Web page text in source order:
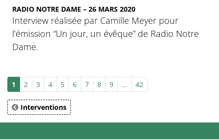
RADIO NOTRE DAME – 26 MARS 2020
Interview réalisée par Camille Meyer pour
l’émission “Un jour, un évêque” de Radio Notre
Dame.
1 2 3 4 5 6 7 8 9 … 42
Interventions